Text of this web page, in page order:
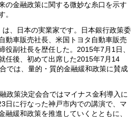
の金融政策に関する微妙な糸口を示す
。
、日本の実業家です。日本銀行政策委
動車販売社長、米国トヨタ自動車販売
役副社長を歴任した。2015年7月1日、
任後、初めて出席した2015年7月14
では、量的・質的金融緩和政策に賛成
政策決定会合ではマイナス金利導入に
日に行なった神戸市内での講演で、マ
融緩和政策を推進していくとともに、